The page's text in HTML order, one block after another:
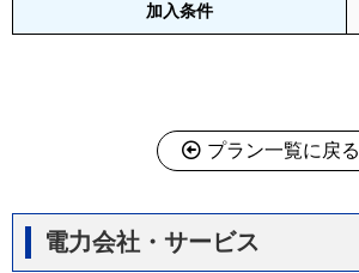
加入条件
プラン一覧に戻る
電力会社・サービス